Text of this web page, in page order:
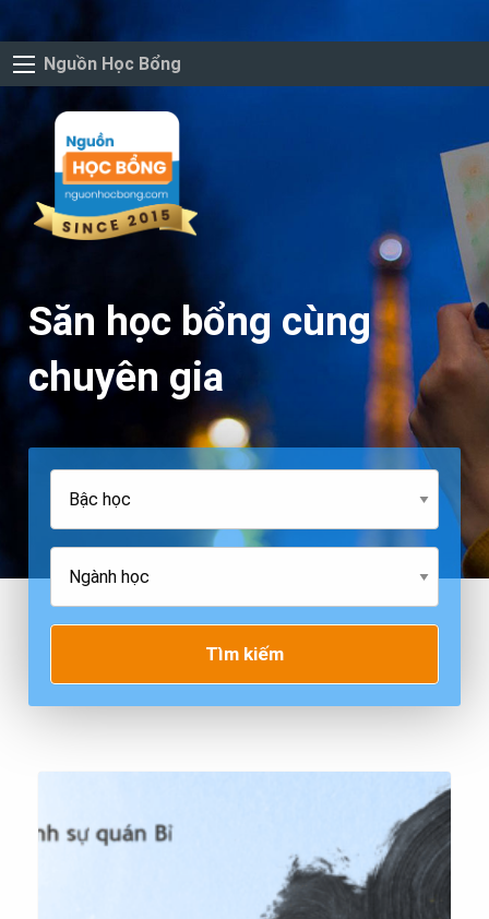
Nguồn Học Bổng
Săn học bổng cùng
chuyên gia
Tìm kiếm